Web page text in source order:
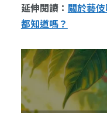
延伸閱讀： 關於藝
都知道嗎？